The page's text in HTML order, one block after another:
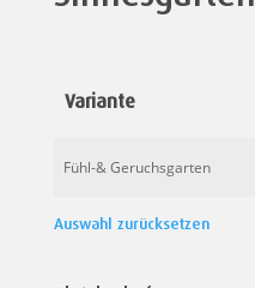
Variante
Auswahl zurücksetzen